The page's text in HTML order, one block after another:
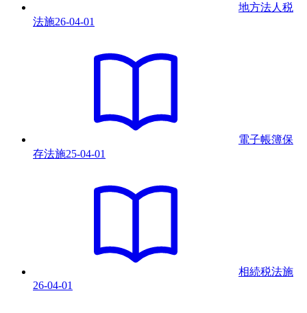
地方法人税
法施26-04-01
電子帳簿保
存法施25-04-01
相続税法施
26-04-01